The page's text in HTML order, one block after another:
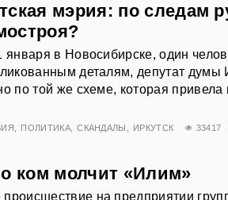
мэрия: по следам
января в Новосибирске, один
деталям, депутат думы
по той же схеме, которая привела
ПОЛИТИКА СКАНДАЛЫ ИРКУТСК 33417
ком молчит «Илим»
на предприятии